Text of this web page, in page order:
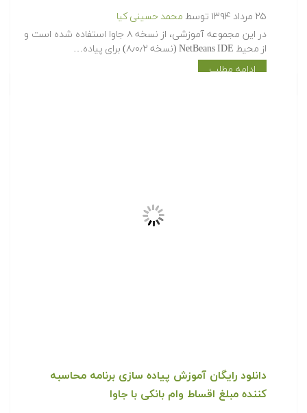
دانلود رایگان آموزش پاسخگویی به رویدادهای
ماوس و پیاده سازی یک برنامه نقاشی در جاوا